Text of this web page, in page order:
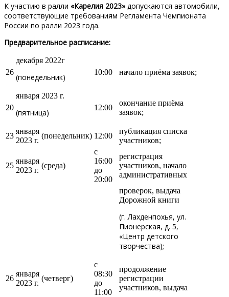
К участию в ралли «Карелия 2023» допускаются автомобили,
соответствующие требованиям Регламента Чемпионата
России по ралли 2023 года.
Предварительное расписание:
26
декабря 2022г
(понедельник)
10:00 начало приёма заявок;
20
января 2023 г.
(пятница)
12:00
окончание приёма
заявок;
23
января
2023 г.
(понедельник) 12:00
публикация списка
участников;
25
января
2023 г.
(среда)
с
16:00
до
20:00
регистрация
участников, начало
административных
проверок, выдача
Дорожной книги
(г. Лахденпохья, ул.
Пионерская, д. 5,
«Центр детского
творчества);
26
января
2023 г.
(четверг)
с
08:30
до
11:00
продолжение
регистрации
участников, выдача